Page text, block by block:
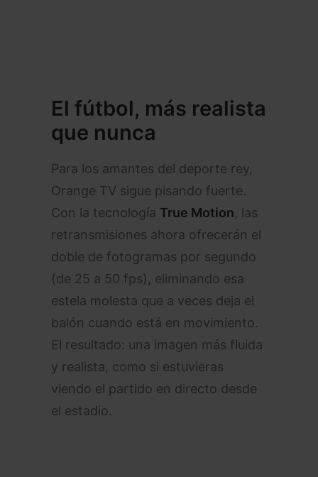
El fútbol, más realista
que nunca
Para los amantes del deporte rey,
Orange TV sigue pisando fuerte.
Con la tecnología True Motion, las
retransmisiones ahora ofrecerán el
doble de fotogramas por segundo
(de 25 a 50 fps), eliminando esa
estela molesta que a veces deja el
balón cuando está en movimiento.
El resultado: una imagen más fluida
y realista, como si estuvieras
viendo el partido en directo desde
el estadio.